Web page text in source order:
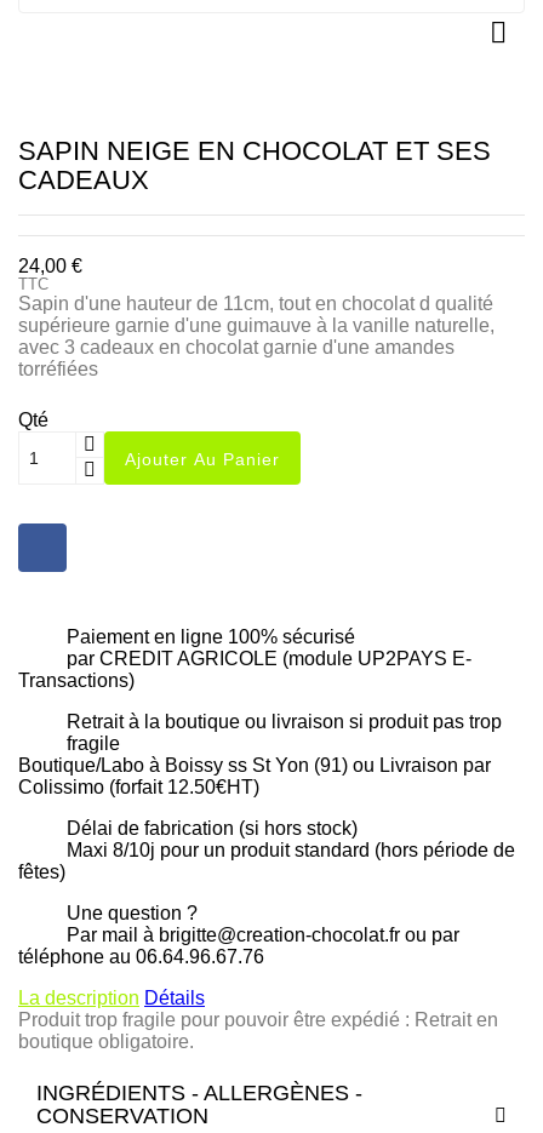

SAPIN NEIGE EN CHOCOLAT ET SES
CADEAUX
24,00 €
TTC
Sapin d'une hauteur de 11cm, tout en chocolat d qualité
supérieure garnie d'une guimauve à la vanille naturelle,
avec 3 cadeaux en chocolat garnie d'une amandes
torréfiées
Qté
Ajouter Au Panier
Paiement en ligne 100% sécurisé
par CREDIT AGRICOLE (module UP2PAYS E-
Transactions)
Retrait à la boutique ou livraison si produit pas trop
fragile
Boutique/Labo à Boissy ss St Yon (91) ou Livraison par
Colissimo (forfait 12.50€HT)
Délai de fabrication (si hors stock)
Maxi 8/10j pour un produit standard (hors période de
fêtes)
Une question ?
Par mail à brigitte@creation-chocolat.fr ou par
téléphone au 06.64.96.67.76
La description Détails
Produit trop fragile pour pouvoir être expédié : Retrait en
boutique obligatoire.
INGRÉDIENTS - ALLERGÈNES -
CONSERVATION